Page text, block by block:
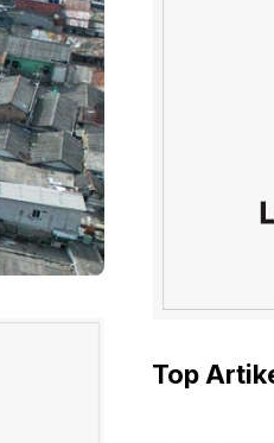
Top